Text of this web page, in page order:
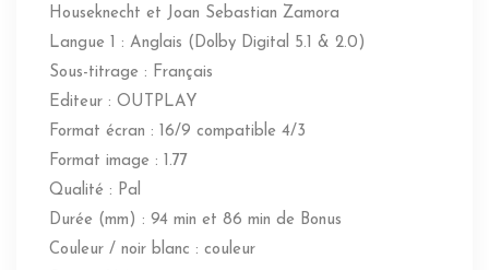
Houseknecht et Joan Sebastian Zamora
Langue 1 : Anglais (Dolby Digital 5.1 & 2.0)
Sous-titrage : Français
Editeur : OUTPLAY
Format écran : 16/9 compatible 4/3
Format image : 1.77
Qualité : Pal
Durée (mm) : 94 min et 86 min de Bonus
Couleur / noir blanc : couleur